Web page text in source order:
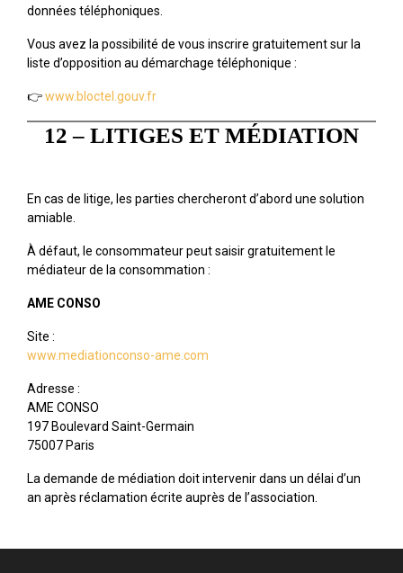
données téléphoniques.
Vous avez la possibilité de vous inscrire gratuitement sur la
liste d’opposition au démarchage téléphonique :
👉www.bloctel.gouv.fr
12 – LITIGES ET MÉDIATION
En cas de litige, les parties chercheront d’abord une solution
amiable.
À défaut, le consommateur peut saisir gratuitement le
médiateur de la consommation :
AME CONSO
Site :
www.mediationconso-ame.com
Adresse :
AME CONSO
197 Boulevard Saint-Germain
75007 Paris
La demande de médiation doit intervenir dans un délai d’un
an après réclamation écrite auprès de l’association.